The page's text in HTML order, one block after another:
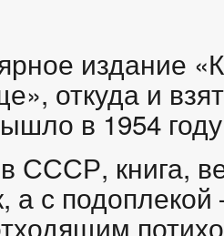
издание
откуда и
в 1954
СССР, книга,
а с